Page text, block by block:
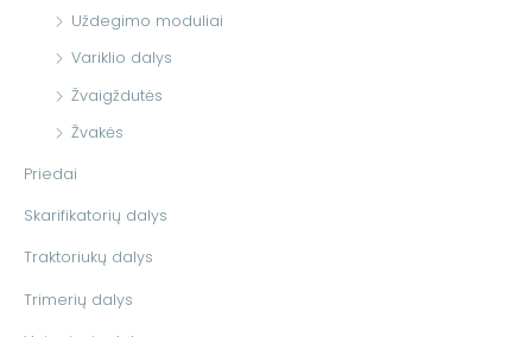
Uždegimo moduliai
Variklio dalys
Žvaigždutės
Žvakės
Priedai
Skarifikatorių dalys
Traktoriukų dalys
Trimerių dalys